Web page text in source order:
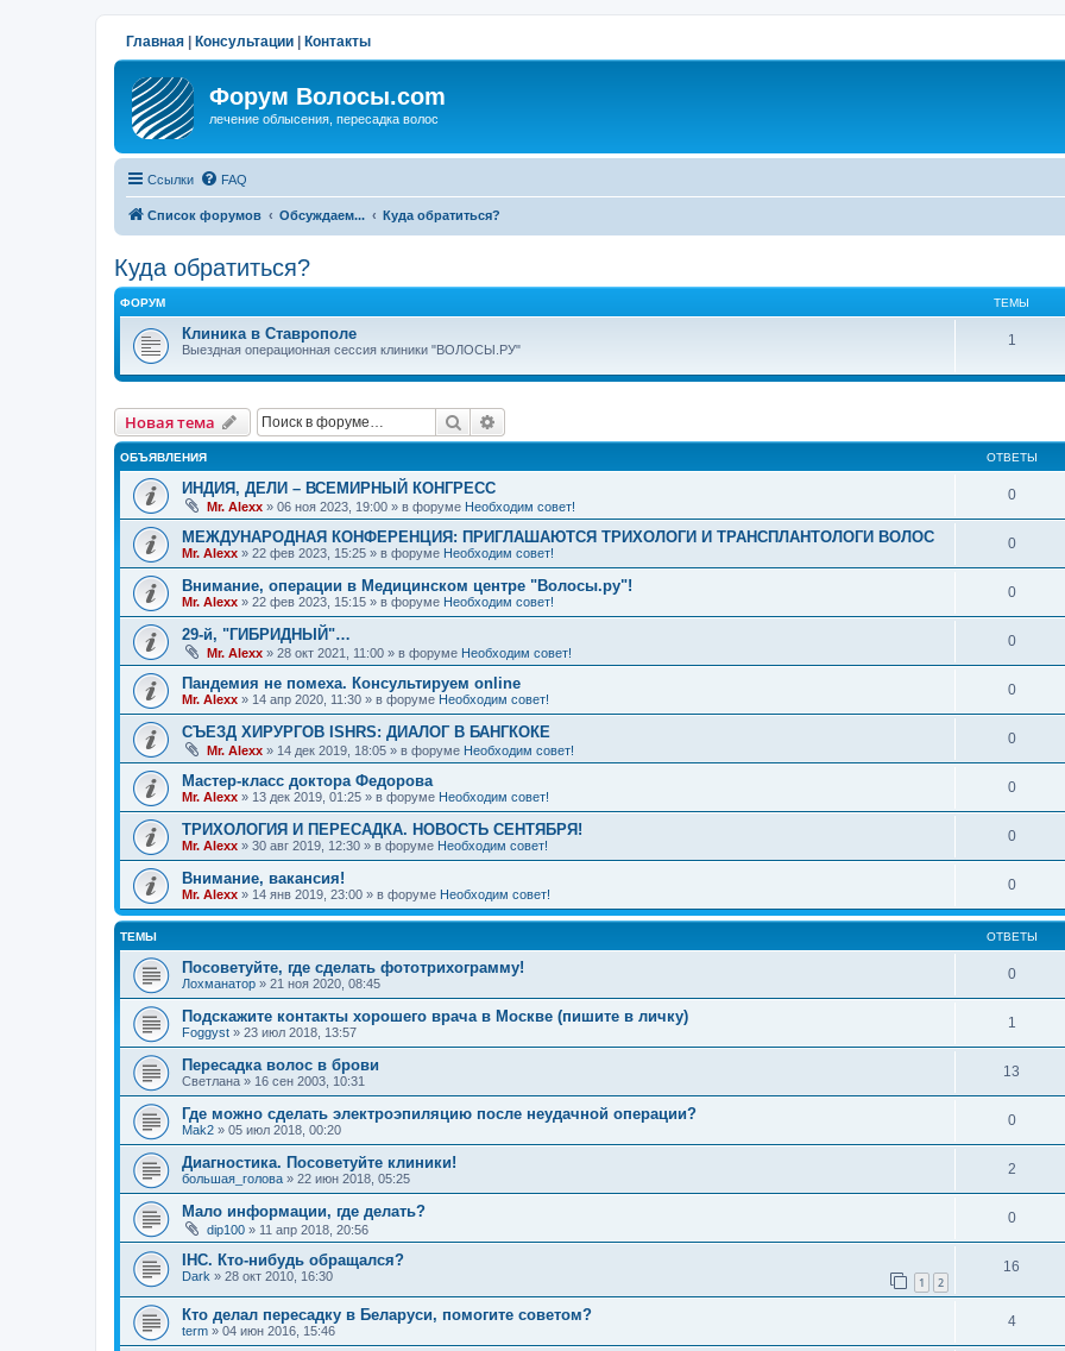
Главная Консультации Контакты
Форум Волосы.com
лечение облысения, пересадка волос
Ссылки FAQ
Список форумов Обсуждаем... Куда обратиться?
Куда обратиться?
ФОРУМ ТЕМЫ
Клиника в Ставрополе
Выездная операционная сессия клиники "ВОЛОСЫ.РУ"
1
Новая тема Поиск
ОБЪЯВЛЕНИЯ ОТВЕТЫ
ИНДИЯ, ДЕЛИ – ВСЕМИРНЫЙ КОНГРЕСС
Mr. Alexx » 06 ноя 2023, 19:00 » в форуме Необходим совет!
0
МЕЖДУНАРОДНАЯ КОНФЕРЕНЦИЯ: ПРИГЛАШАЮТСЯ ТРИХОЛОГИ И ТРАНСПЛАНТОЛОГИ ВОЛОС
Mr. Alexx » 22 фев 2023, 15:25 » в форуме Необходим совет!
0
Внимание, операции в Медицинском центре "Волосы.ру"!
Mr. Alexx » 22 фев 2023, 15:15 » в форуме Необходим совет!
0
29-й, "ГИБРИДНЫЙ"…
Mr. Alexx » 28 окт 2021, 11:00 » в форуме Необходим совет!
0
Пандемия не помеха. Консультируем online
Mr. Alexx » 14 апр 2020, 11:30 » в форуме Необходим совет!
0
СЪЕЗД ХИРУРГОВ ISHRS: ДИАЛОГ В БАНГКОКЕ
Mr. Alexx » 14 дек 2019, 18:05 » в форуме Необходим совет!
0
Мастер-класс доктора Федорова
Mr. Alexx » 13 дек 2019, 01:25 » в форуме Необходим совет!
0
ТРИХОЛОГИЯ И ПЕРЕСАДКА. НОВОСТЬ СЕНТЯБРЯ!
Mr. Alexx » 30 авг 2019, 12:30 » в форуме Необходим совет!
0
Внимание, вакансия!
Mr. Alexx » 14 янв 2019, 23:00 » в форуме Необходим совет!
0
ТЕМЫ ОТВЕТЫ
Посоветуйте, где сделать фототрихограмму!
Лохманатор » 21 ноя 2020, 08:45
0
Подскажите контакты хорошего врача в Москве (пишите в личку)
Foggyst » 23 июл 2018, 13:57
1
Пересадка волос в брови
Светлана » 16 сен 2003, 10:31
13
Где можно сделать электроэпиляцию после неудачной операции?
Mak2 » 05 июл 2018, 00:20
0
Диагностика. Посоветуйте клиники!
большая_голова » 22 июн 2018, 05:25
2
Мало информации, где делать?
dip100 » 11 апр 2018, 20:56
0
IHC. Кто-нибудь обращался?
Dark » 28 окт 2010, 16:30 1 2
16
Кто делал пересадку в Беларуси, помогите советом?
term » 04 июн 2016, 15:46
4